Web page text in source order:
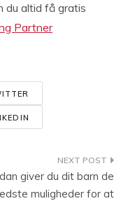
du altid få gratis
Partner
giver du dit barn de
muligheder for at